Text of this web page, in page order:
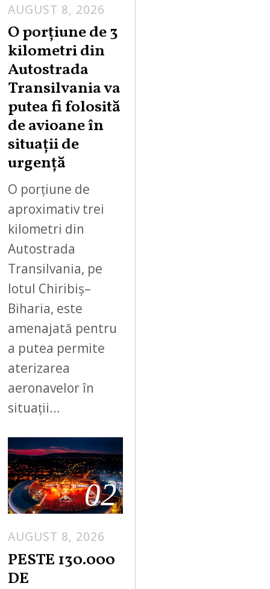
AUGUST 8, 2026
U
G
T
8
O porțiune de 3
kilometri din
Autostrada
Transilvania va
putea fi folosită
de avioane în
situații de
urgență
O porțiune de
aproximativ trei
kilometri din
Autostrada
Transilvania, pe
lotul Chiribiș–
Biharia, este
amenajată pentru
a putea permite
aterizarea
aeronavelor în
situații…
02
AUGUST 8, 2026
PESTE 130.000
DE